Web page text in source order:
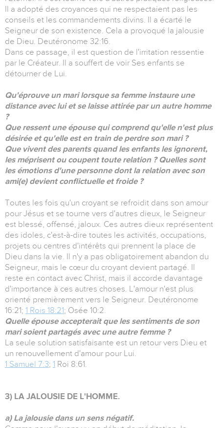
Il a adopté des croyances qui ne respectaient pas les
conseils et les commandements divins. Il a écarté le
Seigneur de son existence. Cela a provoqué la jalousie
de Dieu. Deutéronome 32:16.
Dans ce passage, il est question de l'irritation ressentie
par le Créateur. Il a souffert de voir Ses enfants se
détourner de Lui.
Qu'éprouve un mari lorsque sa femme instaure une
distance avec lui et se laisse attirée par un autre homme
?
Que ressent une épouse qui comprend qu'elle n'est plus
désirée et qu'elle est en train de perdre son mari ?
Que vivent des parents quand les enfants les ignorent,
les méprisent ou coupent toute relation ? Quelles sont
les émotions d'une personne dont la relation avec son
ami(e) devient conflictuelle et froide ?
Toutes les fois qu'un croyant se refroidit dans son amour
pour Jésus et se tourne vers d'autres dieux, le Seigneur
est blessé, offensé, jaloux. Ces autres dieux représentent
des idoles, c'est-à-dire toutes les activités, occupations,
projets ou centres d'intérêts qui prennent la place de
Dieu dans la vie. Il n'y a pas obligatoirement abandon du
Seigneur, mais le cœur du croyant devient partagé. Il
reste en contact avec Christ, mais il accorde davantage
d'importance à ces autres choses. L'amour n'est plus
orienté premièrement vers le Seigneur. Deutéronome
16:21; 1 Rois 18:21; Osée 10:2.
Quelle épouse accepterait que les sentiments de son
mari soient partagés avec une autre femme ?
La seule solution satisfaisante est un retour vers Dieu et
un renouvellement d'amour pour Lui.
1 Samuel 7:3; 1 Roi 8:61.
3) LA JALOUSIE DE L'HOMME.
a) La jalousie dans un sens négatif.